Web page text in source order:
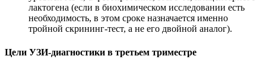
лактогена (если в биохимическом исследовании есть
необходимость, в этом сроке назначается именно
тройной скрининг-тест, а не его двойной аналог).
Цели УЗИ-диагностики в третьем триместре